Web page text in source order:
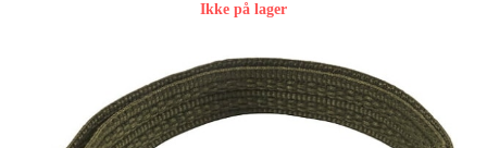
Ikke på lager